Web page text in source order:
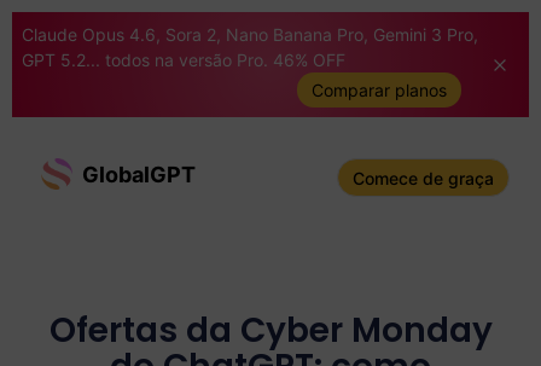
Claude Opus 4.6, Sora 2, Nano Banana Pro, Gemini 3 Pro,
GPT 5.2... todos na versão Pro. 46% OFF
Comparar planos
GlobalGPT Comece de graça
Ofertas da Cyber Monday